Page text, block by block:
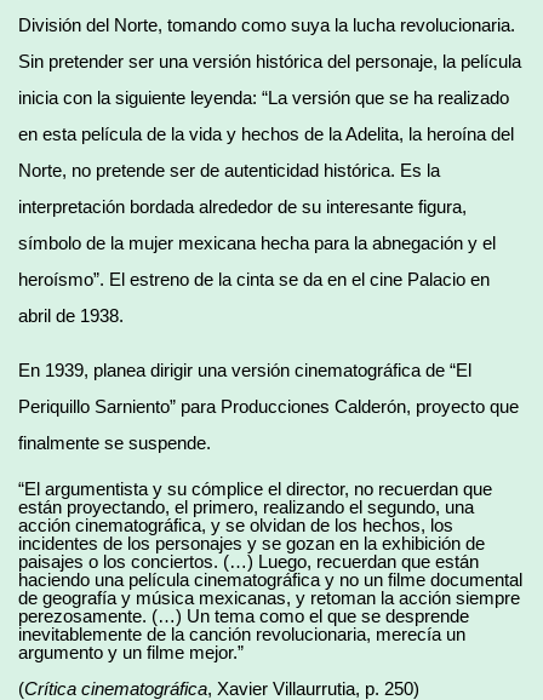
División del Norte, tomando como suya la lucha revolucionaria.
Sin pretender ser una versión histórica del personaje, la película
inicia con la siguiente leyenda: “La versión que se ha realizado
en esta película de la vida y hechos de la Adelita, la heroína del
Norte, no pretende ser de autenticidad histórica. Es la
interpretación bordada alrededor de su interesante figura,
símbolo de la mujer mexicana hecha para la abnegación y el
heroísmo”. El estreno de la cinta se da en el cine Palacio en
abril de 1938.
En 1939, planea dirigir una versión cinematográfica de “El
Periquillo Sarniento” para Producciones Calderón, proyecto que
finalmente se suspende.
“El argumentista y su cómplice el director, no recuerdan que
están proyectando, el primero, realizando el segundo, una
acción cinematográfica, y se olvidan de los hechos, los
incidentes de los personajes y se gozan en la exhibición de
paisajes o los conciertos. (…) Luego, recuerdan que están
haciendo una película cinematográfica y no un filme documental
de geografía y música mexicanas, y retoman la acción siempre
perezosamente. (…) Un tema como el que se desprende
inevitablemente de la canción revolucionaria, merecía un
argumento y un filme mejor.”
(Crítica cinematográfica, Xavier Villaurrutia, p. 250)